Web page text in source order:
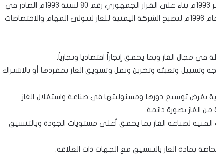
تأسست المؤسسة العامة للغاز في نوفمبر 1993م بناء على القرار الجمهوري رقم 80 لسنة 1993م الصادر في
15 نوفمبر 1993م وتعد لت تسميتها في عام 1996م لتصبح الشركة اليمنية للغاز لتتولى المهام والاختصاصات
لصناعة الغاز بما يحقق أعلى مستويات الجودة وبالتنسيق